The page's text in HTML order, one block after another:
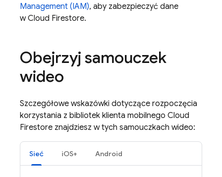
Management (IAM), aby zabezpieczyć dane
wCloud Firestore.
Obejrzyj samouczek
wideo
Szczegółowe wskazówki dotyczące rozpoczęcia
korzystania z bibliotek klienta mobilnego Cloud
Firestore znajdziesz w tych samouczkach wideo:
Sieć iOS+ Android